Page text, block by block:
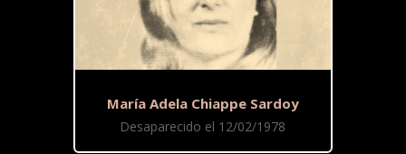
María Adela Chiappe Sardoy
Desaparecido el 12/02/1978